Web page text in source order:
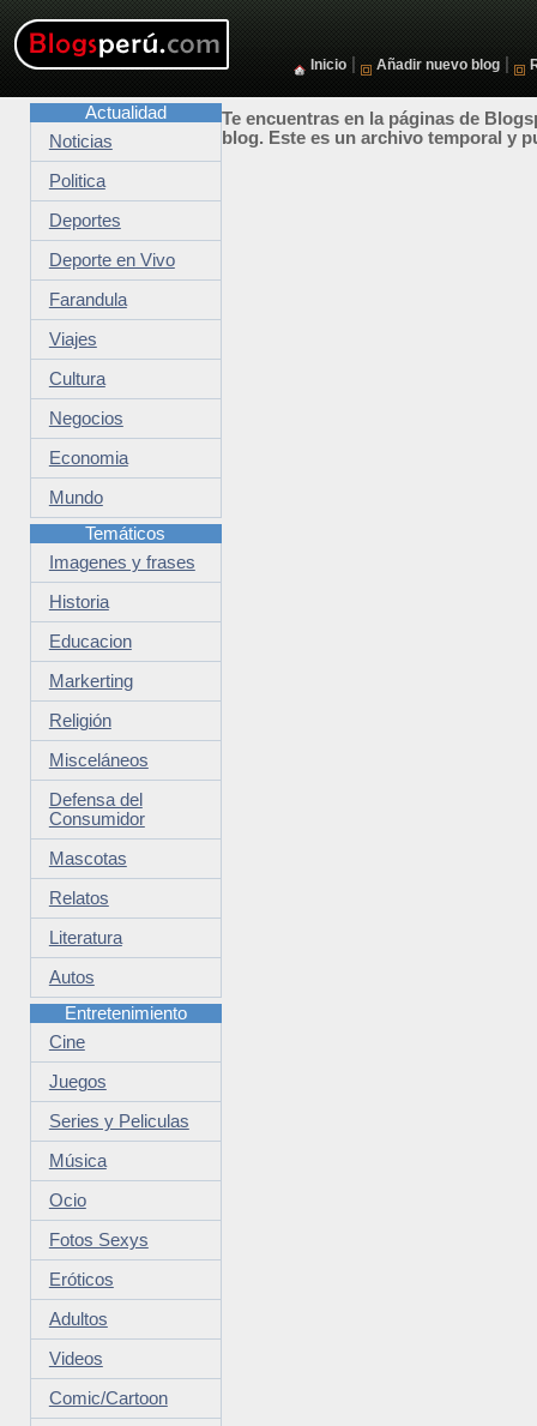
Inicio Añadir nuevo blog
Te encuentras en la páginas de
blog. Este es un archivo temporal y
Actualidad
Noticias
Politica
Deportes
Deporte en Vivo
Farandula
Viajes
Cultura
Negocios
Economia
Mundo
Temáticos
Imagenes y frases
Historia
Educacion
Markerting
Religión
Misceláneos
Defensa del
Consumidor
Mascotas
Relatos
Literatura
Autos
Entretenimiento
Cine
Juegos
Series y Peliculas
Música
Ocio
Fotos Sexys
Eróticos
Adultos
Videos
Comic/Cartoon